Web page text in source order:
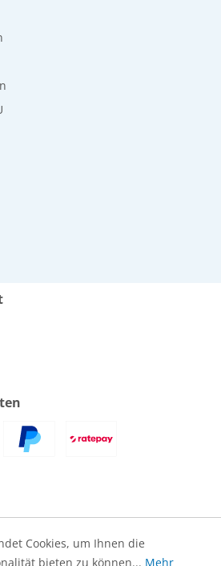
Cookies, um Ihnen die
bieten zu können... Mehr